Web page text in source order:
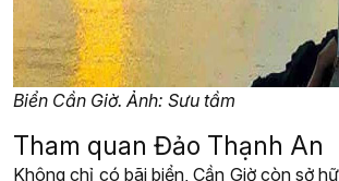
Biển Cần Giờ. Ảnh: Sưu tầm
Tham quan Đảo Thạnh An
Không chỉ có bãi biển, Cần Giờ còn sở